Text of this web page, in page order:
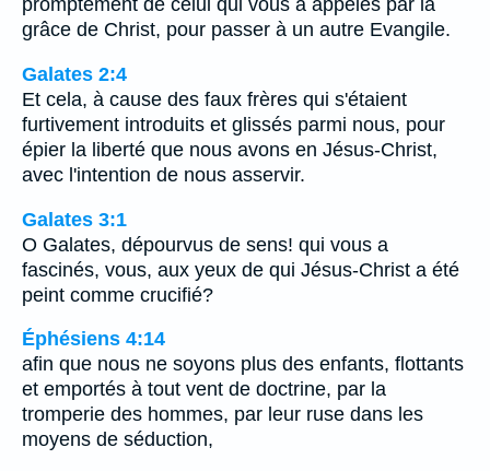
promptement de celui qui vous a appelés par la
grâce de Christ, pour passer à un autre Evangile.
Galates 2:4
Et cela, à cause des faux frères qui s'étaient
furtivement introduits et glissés parmi nous, pour
épier la liberté que nous avons en Jésus-Christ,
avec l'intention de nous asservir.
Galates 3:1
O Galates, dépourvus de sens! qui vous a
fascinés, vous, aux yeux de qui Jésus-Christ a été
peint comme crucifié?
Éphésiens 4:14
afin que nous ne soyons plus des enfants, flottants
et emportés à tout vent de doctrine, par la
tromperie des hommes, par leur ruse dans les
moyens de séduction,